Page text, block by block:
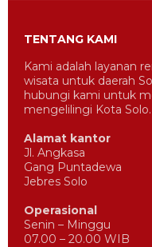
TENTANG KAMI
Kami adalah layanan
wisata untuk daerah
hubungi kami untuk
mengelilingi Kota Solo.
Alamat kantor
Jl. Angkasa
Gang Puntadewa
Jebres Solo
Operasional
Senin – Minggu
07.00 – 20.00 WIB